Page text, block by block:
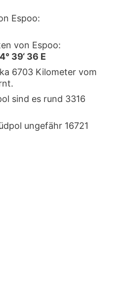
Espoo:
von Espoo:
39‘ 36 E
6703 Kilometer vom
sind es rund 3316
ungefähr 16721